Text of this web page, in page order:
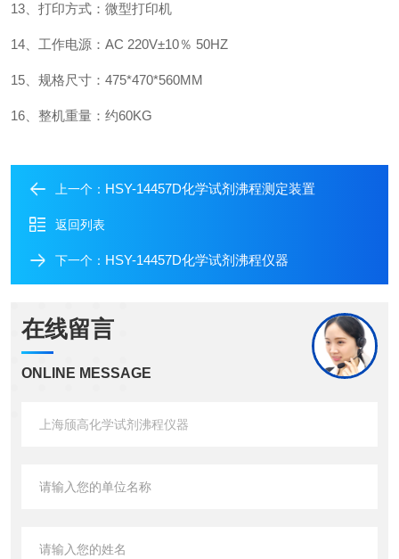
13、打印方式：微型打印机
14、工作电源：AC 220V±10％ 50HZ
15、规格尺寸：475*470*560MM
16、整机重量：约60KG
上一个： HSY-14457D化学试剂沸程测定装置
返回列表
下一个： HSY-14457D化学试剂沸程仪器
在线留言
ONLINE MESSAGE